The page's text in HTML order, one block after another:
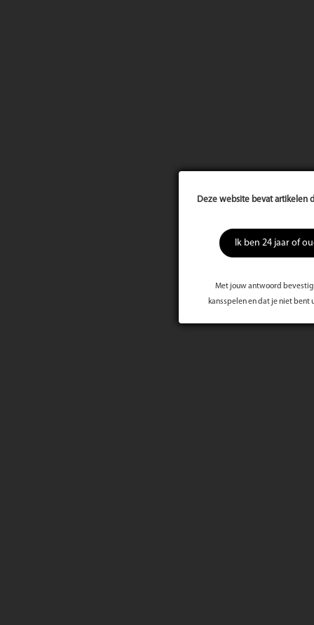
Deze website bevat artikelen
Ik ben 24 jaar of
Met jouw antwoord bevestig
kansspelen en dat je niet bent